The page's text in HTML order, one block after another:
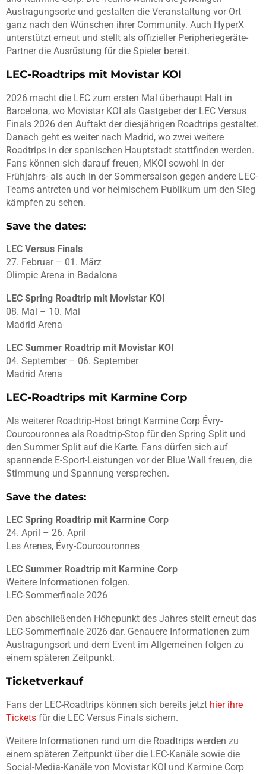
Austragungsorte und gestalten die Veranstaltung vor Ort
ganz nach den Wünschen ihrer Community. Auch HyperX
unterstützt erneut und stellt als offizieller Peripheriegeräte-
Partner die Ausrüstung für die Spieler bereit.
LEC-Roadtrips mit Movistar KOI
2026 macht die LEC zum ersten Mal überhaupt Halt in
Barcelona, wo Movistar KOI als Gastgeber der LEC Versus
Finals 2026 den Auftakt der diesjährigen Roadtrips gestaltet.
Danach geht es weiter nach Madrid, wo zwei weitere
Roadtrips in der spanischen Hauptstadt stattfinden werden.
Fans können sich darauf freuen, MKOI sowohl in der
Frühjahrs- als auch in der Sommersaison gegen andere LEC-
Teams antreten und vor heimischem Publikum um den Sieg
kämpfen zu sehen.
Save the dates:
LEC Versus Finals
27. Februar – 01. März
Olimpic Arena in Badalona
LEC Spring Roadtrip mit Movistar KOI
08. Mai – 10. Mai
Madrid Arena
LEC Summer Roadtrip mit Movistar KOI
04. September – 06. September
Madrid Arena
LEC-Roadtrips mit Karmine Corp
Als weiterer Roadtrip-Host bringt Karmine Corp Évry-
Courcouronnes als Roadtrip-Stop für den Spring Split und
den Summer Split auf die Karte. Fans dürfen sich auf
spannende E-Sport-Leistungen vor der Blue Wall freuen, die
Stimmung und Spannung versprechen.
Save the dates:
LEC Spring Roadtrip mit Karmine Corp
24. April – 26. April
Les Arenes, Évry-Courcouronnes
LEC Summer Roadtrip mit Karmine Corp
Weitere Informationen folgen.
LEC-Sommerfinale 2026
Den abschließenden Höhepunkt des Jahres stellt erneut das
LEC-Sommerfinale 2026 dar. Genauere Informationen zum
Austragungsort und dem Event im Allgemeinen folgen zu
einem späteren Zeitpunkt.
Ticketverkauf
Fans der LEC-Roadtrips können sich bereits jetzt hier ihre
Tickets für die LEC Versus Finals sichern.
Weitere Informationen rund um die Roadtrips werden zu
einem späteren Zeitpunkt über die LEC-Kanäle sowie die
Social-Media-Kanäle von Movistar KOI und Karmine Corp